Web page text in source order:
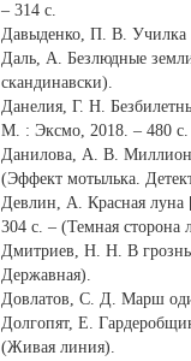
– 314 с.
Давыденко, П. В. Училка
Даль, А. Безлюдные
скандинавски).
Данелия, Г. Н.
М. : Эксмо, 2018. – 480
Данилова, А. В.
(Эффект мотылька.
Девлин, А. Красная
304 с. – (Темная сторона
Дмитриев, Н. Н. В
Державная).
Довлатов, С. Д. Марш
Долгопят, Е.
(Живая линия).